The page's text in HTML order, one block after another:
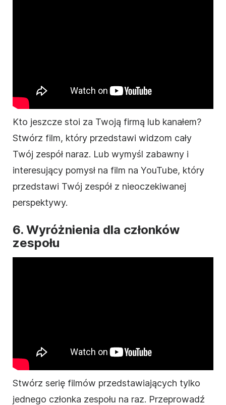
Kto jeszcze stoi za Twoją firmą lub kanałem?
Stwórz film, który przedstawi widzom cały
Twój zespół naraz. Lub wymyśl zabawny i
interesujący pomysł na film na YouTube, który
przedstawi Twój zespół z nieoczekiwanej
perspektywy.
6. Wyróżnienia dla członków
zespołu
Stwórz serię filmów przedstawiających tylko
jednego członka zespołu na raz. Przeprowadź